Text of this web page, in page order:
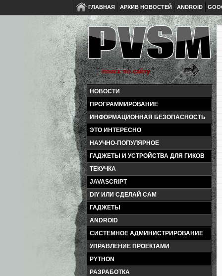
ГЛАВНАЯ АРХИВ НОВОСТЕЙ ANDROID
НОВОСТИ
ПРОГРАММИРОВАНИЕ
ИНФОРМАЦИОННАЯ БЕЗОПАСНОСТЬ
ЭТО ИНТЕРЕСНО
НАУЧНО-ПОПУЛЯРНОЕ
ГАДЖЕТЫ И УСТРОЙСТВА ДЛЯ ГИКОВ
ТЕКУЧКА
JAVASCRIPT
DIY ИЛИ СДЕЛАЙ САМ
ГАДЖЕТЫ
ANDROID
СИСТЕМНОЕ АДМИНИСТРИРОВАНИЕ
УПРАВЛЕНИЕ ПРОЕКТАМИ
PYTHON
РАЗРАБОТКА